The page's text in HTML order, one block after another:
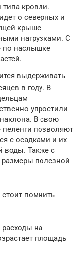
типа кровли.
о северных и
крыше
нагрузками. С
по наслышке
выдерживать
в году. В
упростили
В свою
пеленги позволяют
с осадками и их
воды. Также с
размеры полезной
стоит помнить
расходы на
площадь